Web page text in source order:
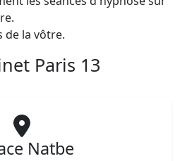
de la vôtre.
Paris 13
Natbe